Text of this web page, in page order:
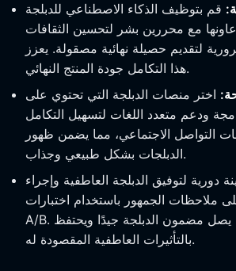
قم بتوظيف الذكاء الاصطناعي للدبلجة
وعاونها مع محررين بشر لتحسين الثقافات
لتقديم حصيلة نهائية مصقولة. يعزز
هذا التكامل جودة المنتج النهائي.
اختر منصات الدبلجة التي تحتوي على
ودعم متعدد اللغات لتسهيل التكامل
التواصل الاجتماعي، مما يضمن ظهور
الدبلجات بشكل طبيعي وجذاب.
دورية لتوفيق الدبلجة العاطفية وإجراء
ملاحظات الجمهور باستخدام اختبارات
A/B. يضمن ذلك أن يصل مضمون الدبلجة جيدًا ويحتفظ
بالتأثيرات العاطفية المقصودة له.